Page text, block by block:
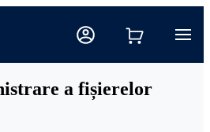
a fișierelor